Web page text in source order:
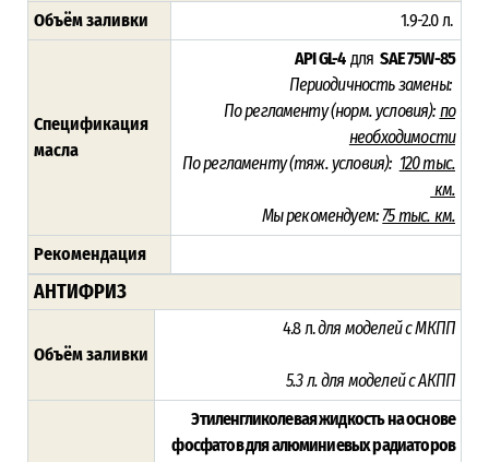
Объём заливки 1.9-2.0 л.
Спецификация
масла
API GL-4 дляSAE 75W-85
Периодичность замены:
По регламенту (норм. условия): по
необходимости
По регламенту (тяж. условия): 120тыс.
км.
Мы рекомендуем:75 тыс. км.
Рекомендация
АНТИФРИЗ
Объём заливки
4.8 л.для моделей с МКПП
5.3 л.для моделей с АКПП
Этиленгликолевая жидкость на основе
фосфатов для алюминиевых радиаторов